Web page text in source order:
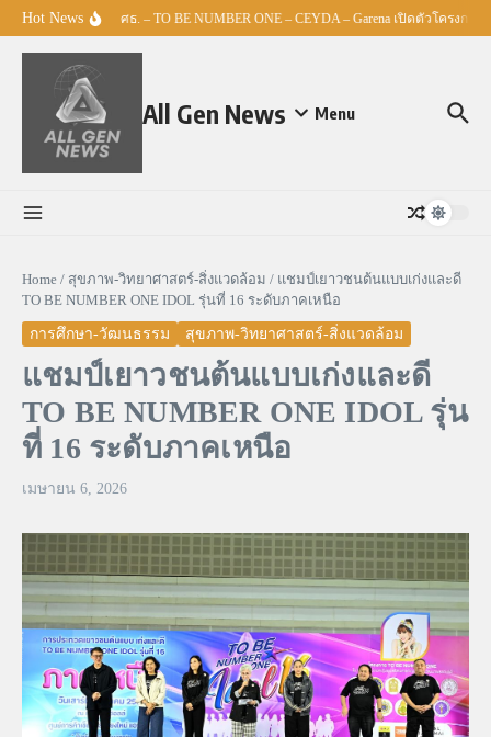
Skip to content
Hot News ศธ. – TO BE NUMBER ONE – CEYDA – Garena เปิดตัวโครงกา
All Gen News Menu
Home / สุขภาพ-วิทยาศาสตร์-สิ่งแวดล้อม / แชมป์เยาวชนต้นแบบเก่งและดี
TO BE NUMBER ONE IDOL รุ่นที่ 16 ระดับภาคเหนือ
การศึกษา-วัฒนธรรม สุขภาพ-วิทยาศาสตร์-สิ่งแวดล้อม
แชมป์เยาวชนต้นแบบเก่งและดี
TO BE NUMBER ONE IDOL รุ่น
ที่ 16 ระดับภาคเหนือ
เมษายน 6, 2026